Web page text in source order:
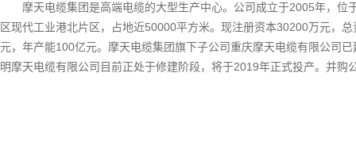
摩天电缆集团是高端电缆的大型生产中心。公司成立于2005年，位
区现代工业港北片区，占地近50000平方米。现注册资本30200万元，
元，年产能100亿元。摩天电缆集团旗下子公司重庆摩天电缆有限公司
明摩天电缆有限公司目前正处于修建阶段，将于2019年正式投产。并购